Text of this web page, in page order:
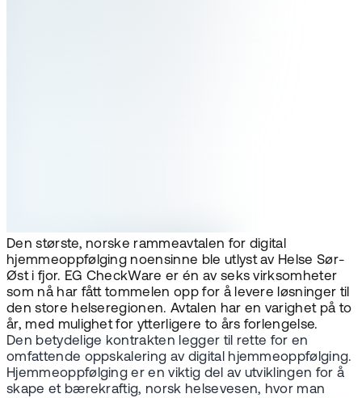
Den største, norske rammeavtalen for digital
hjemmeoppfølging noensinne ble utlyst av Helse Sør-
Øst i fjor. EG CheckWare er én av seks virksomheter
som nå har fått tommelen opp for å levere løsninger til
den store helseregionen. Avtalen har en varighet på to
år, med mulighet for ytterligere to års forlengelse.
Den betydelige kontrakten legger til rette for en
omfattende oppskalering av digital hjemmeoppfølging.
Hjemmeoppfølging er en viktig del av utviklingen for å
skape et bærekraftig, norsk helsevesen, hvor man